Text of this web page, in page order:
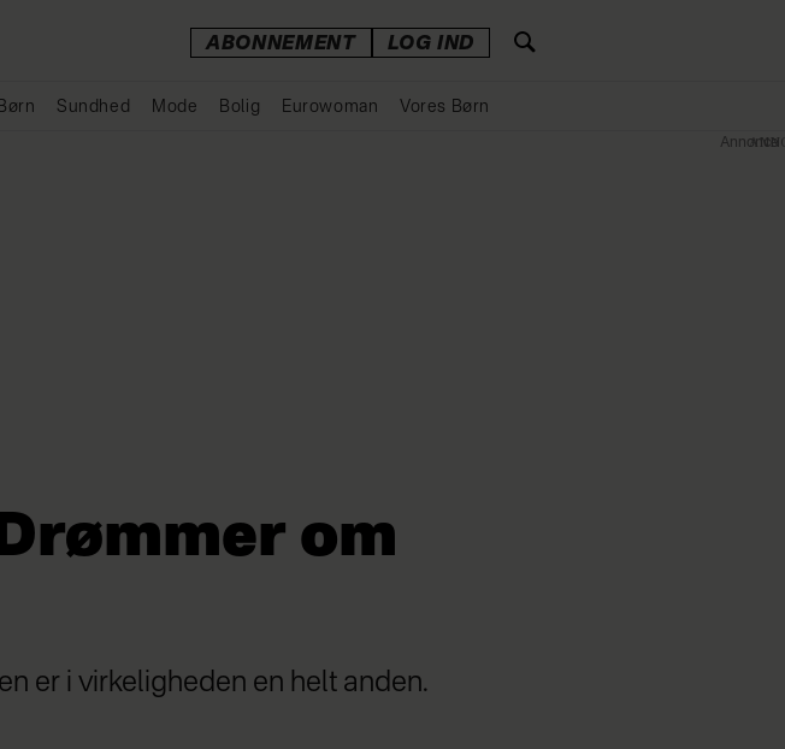
ABONNEMENT LOG IND
Børn Sundhed Mode Bolig Eurowoman Vores Børn
om
er i virkeligheden en helt anden.
Annonce